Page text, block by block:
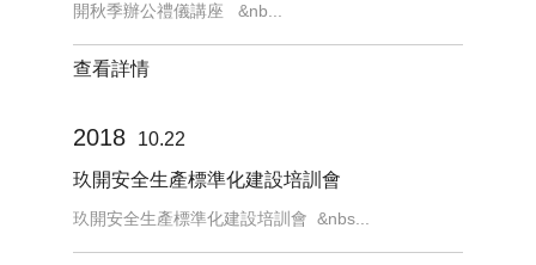
開秋季辦公禮儀講座 &nb...
查看詳情
2018
10.22
玖開安全生產標準化建設培訓會
玖開安全生產標準化建設培訓會 &nbs...